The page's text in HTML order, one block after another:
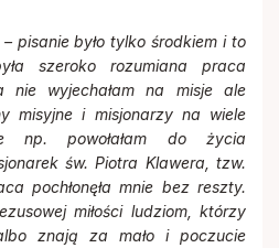
– pisanie było tylko środkiem i to
szeroko rozumiana praca
nie wyjechałam na misje ale
misyjne i misjonarzy na wiele
np. powołałam do życia
św. Piotra Klawera, tzw.
pochłonęła mnie bez reszty.
miłości ludziom, którzy
znają za mało i poczucie